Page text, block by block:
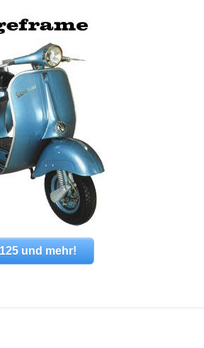
und mehr!